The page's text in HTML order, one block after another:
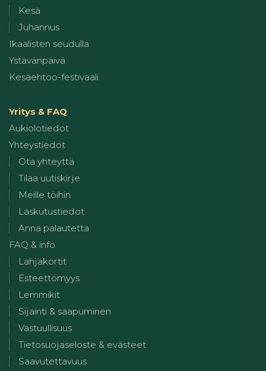
Kesä
Juhannus
Ikaalisten seudulla
Ystävänpäivä
Kesäehtoo-festivaali
Yritys & FAQ
Aukiolotiedot
Yhteystiedot
Ota yhteyttä
Tilaa uutiskirje
Meille töihin
Laskutustiedot
Anna palautetta
FAQ & info
Lahjakortit
Esteettömyys
Lemmikit
Sijainti & saapuminen
Vastuullisuus
Tietosuojaseloste & evästeet
Saavutettavuus